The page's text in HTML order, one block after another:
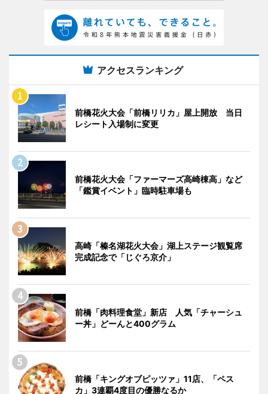
アクセスランキング
前橋花火大会「前橋リリカ」屋上開放 当日
レシート入場制に変更
前橋花火大会「ファーマーズ高崎棟高」など
「鑑賞イベント」臨時駐車場も
高崎「榛名湖花火大会」湖上ステージ観覧席
完成記念で「じぐろ京介」
前橋「肉料理食堂」新店 人気「チャーシュ
ー丼」どーんと400グラム
前橋「キングオブピッツァ」11店、「ペス
カ」3連覇4度目の優勝なるか